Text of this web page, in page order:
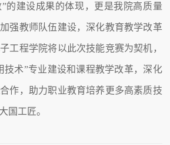
的建设成果的体现，更是我院高质量
强教师队伍建设，深化教育教学改革
工程学院将以此次技能竞赛为契机，
技术”专业建设和课程教学改革，深化
作，助力职业教育培养更多高素质技
国工匠。